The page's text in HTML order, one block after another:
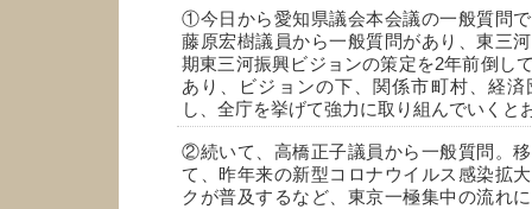
①今日から愛知県議会本会議の一般質問
藤原宏樹議員から一般質問があり、東三
期東三河振興ビジョンの策定を2年前倒し
あり、ビジョンの下、関係市町村、経
し、全庁を挙げて強力に取り組んでいくと
②続いて、高橋正子議員から一般質問。
て、昨年来の新型コロナウイルス感染拡
クが普及するなど、東京一極集中の流れ